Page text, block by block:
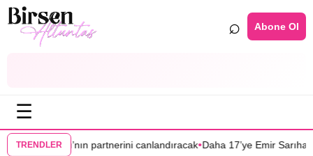
⌕ Abone Ol
☰
TRENDLER
Serkan Dağlı’nın partnerini canlandıracak•Daha 17’ye Emir